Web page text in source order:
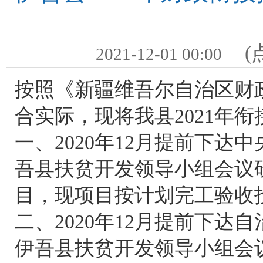
2021-12-01 00:00
(
按照《新疆维吾尔自治区
合实际，现将我县2021年
一、2020年12月提前下达
吾县扶贫开发领导小组会
目，现项目按计划完工验收
二、2020年12月提前下达
伊吾县扶贫开发领导小组